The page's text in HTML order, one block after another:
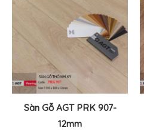
Sàn Gỗ AGT PRK 907-
12mm